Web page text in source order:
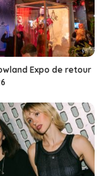
Expo de retour